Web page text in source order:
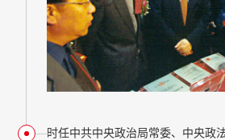
时任中共中央政治局常委、中央政